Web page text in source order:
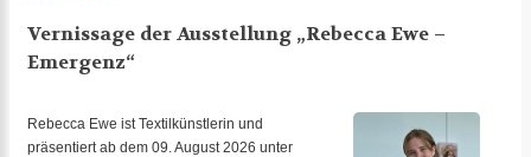
Vernissage der Ausstellung „Rebecca Ewe –
Emergenz“
Rebecca Ewe ist Textilkünstlerin und
präsentiert ab dem 09. August 2026 unter